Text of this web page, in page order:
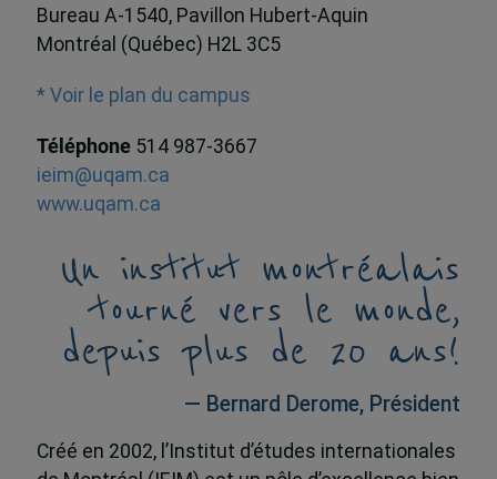
Bureau A-1540, Pavillon Hubert-Aquin
Montréal (Québec) H2L 3C5
* Voir le plan du campus
Téléphone 514 987-3667
ieim@uqam.ca
www.uqam.ca
Un institut montréalais
tourné vers le monde,
depuis plus de 20 ans!
— Bernard Derome, Président
Créé en 2002, l’Institut d’études internationales